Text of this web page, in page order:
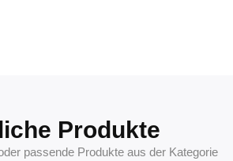
Produkte
passende Produkte aus der Kategorie